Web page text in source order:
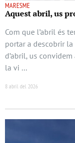
MARESME
Aquest abril, us
Com que l’abril és
portar a descobrir
d’abril, us
la vi …
8 abril del 2026